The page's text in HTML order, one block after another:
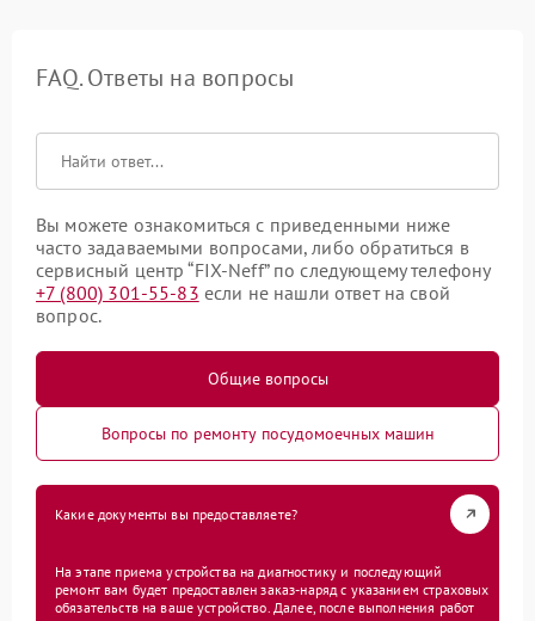
FAQ. Ответы на вопросы
Вы можете ознакомиться с приведенными ниже
часто задаваемыми вопросами, либо обратиться в
сервисный центр “FIX-Neff” по следующему телефону
+7 (800) 301-55-83 если не нашли ответ на свой
вопрос.
Общие вопросы
Вопросы по ремонту посудомоечных машин
Какие документы вы предоставляете?
На этапе приема устройства на диагностику и последующий
ремонт вам будет предоставлен заказ-наряд с указанием страховых
обязательств на ваше устройство. Далее, после выполнения работ